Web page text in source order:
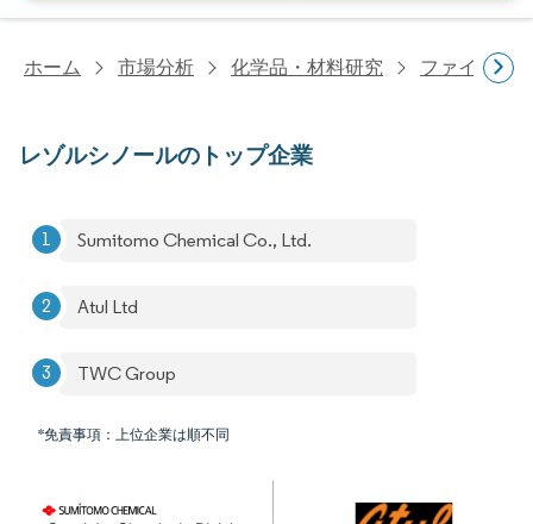
ホーム 市場分析 化学品・材料研究 ファインケ
レゾルシノールのトップ企業
Sumitomo Chemical Co., Ltd.
Atul Ltd
TWC Group
*免責事項：上位企業は順不同